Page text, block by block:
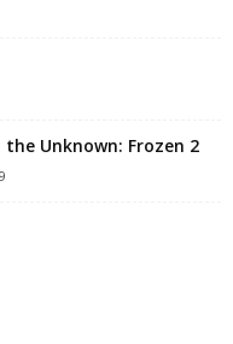
Unknown: Frozen 2